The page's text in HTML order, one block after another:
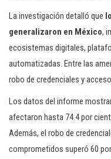
La investigación detalló que
generalizaron en México,
ecosistemas digitales,
automatizadas. Entre las
robo de credenciales y
Los datos del informe
afectaron hasta 74.4 por
Además, el robo de
comprometidos superó 60